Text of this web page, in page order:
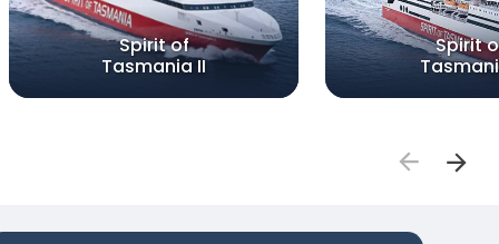
Spirit of
Tasmania II
Spirit